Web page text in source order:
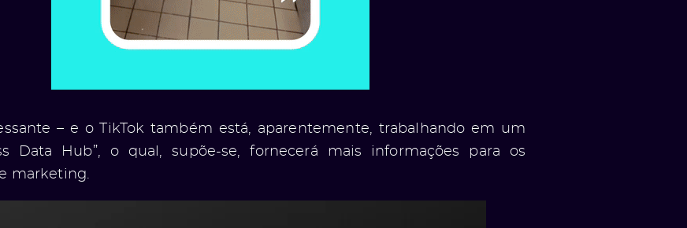
– e o TikTok também está, aparentemente, trabalhando em um
Data Hub”, o qual, supõe-se, fornecerá mais informações para os
marketing.